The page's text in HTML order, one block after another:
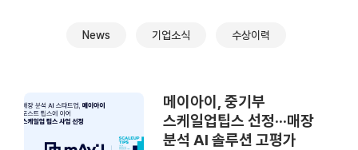
News 기업소식 수상이력
메이아이, 중기부
스케일업팁스 선정···매장
분석 AI 솔루션 고평가